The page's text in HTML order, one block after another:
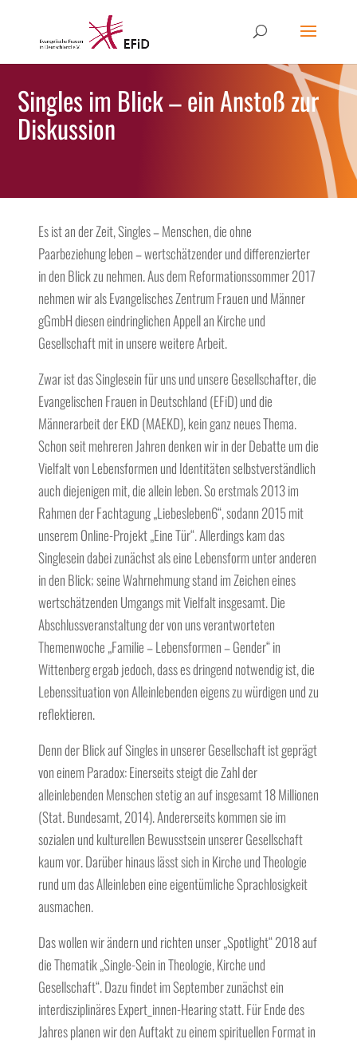
Singles im Blick – ein Anstoß zur
Diskussion
Es ist an der Zeit, Singles – Menschen, die ohne
Paarbeziehung leben – wertschätzender und differenzierter
in den Blick zu nehmen. Aus dem Reformationssommer 2017
nehmen wir als Evangelisches Zentrum Frauen und Männer
gGmbH diesen eindringlichen Appell an Kirche und
Gesellschaft mit in unsere weitere Arbeit.
Zwar ist das Singlesein für uns und unsere Gesellschafter, die
Evangelischen Frauen in Deutschland (EFiD) und die
Männerarbeit der EKD (MAEKD), kein ganz neues Thema.
Schon seit mehreren Jahren denken wir in der Debatte um die
Vielfalt von Lebensformen und Identitäten selbstverständlich
auch diejenigen mit, die allein leben. So erstmals 2013 im
Rahmen der Fachtagung „Liebesleben6“, sodann 2015 mit
unserem Online-Projekt „Eine Tür“. Allerdings kam das
Singlesein dabei zunächst als eine Lebensform unter anderen
in den Blick; seine Wahrnehmung stand im Zeichen eines
wertschätzenden Umgangs mit Vielfalt insgesamt. Die
Abschlussveranstaltung der von uns verantworteten
Themenwoche „Familie – Lebensformen – Gender“ in
Wittenberg ergab jedoch, dass es dringend notwendig ist, die
Lebenssituation von Alleinlebenden eigens zu würdigen und zu
reflektieren.
Denn der Blick auf Singles in unserer Gesellschaft ist geprägt
von einem Paradox: Einerseits steigt die Zahl der
alleinlebenden Menschen stetig an auf insgesamt 18 Millionen
(Stat. Bundesamt, 2014). Andererseits kommen sie im
sozialen und kulturellen Bewusstsein unserer Gesellschaft
kaum vor. Darüber hinaus lässt sich in Kirche und Theologie
rund um das Alleinleben eine eigentümliche Sprachlosigkeit
ausmachen.
Das wollen wir ändern und richten unser „Spotlight“ 2018 auf
die Thematik „Single-Sein in Theologie, Kirche und
Gesellschaft“. Dazu findet im September zunächst ein
interdisziplinäres Expert_innen-Hearing statt. Für Ende des
Jahres planen wir den Auftakt zu einem spirituellen Format in